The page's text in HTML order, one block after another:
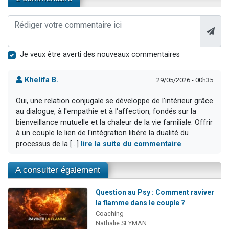
Je veux être averti des nouveaux commentaires
Khelifa B. 29/05/2026 - 00h35
Oui, une relation conjugale se développe de l'intérieur grâce
au dialogue, à l'empathie et à l'affection, fondés sur la
bienveillance mutuelle et la chaleur de la vie familiale. Offrir
à un couple le lien de l'intégration libère la dualité du
processus de la [...]
lire la suite du commentaire
A consulter également
Question au Psy : Comment raviver
la flamme dans le couple ?
Coaching
Nathalie SEYMAN